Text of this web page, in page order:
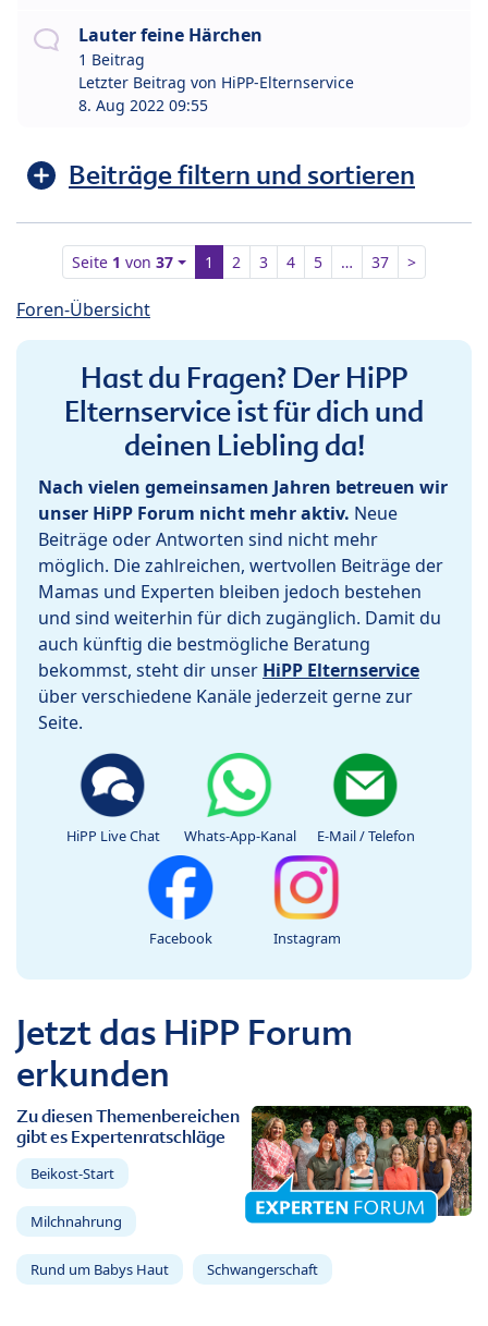
Lauter feine Härchen
1 Beitrag
Letzter Beitrag von HiPP-Elternservice
8. Aug 2022 09:55
Beiträge filtern und sortieren
Seite 1 von37 1 2 3 4 5 … 37 >
Foren-Übersicht
Hast du Fragen? Der HiPP
Elternservice ist für dich und
deinen Liebling da!
Nach vielen gemeinsamen Jahren betreuen wir
unser HiPP Forum nicht mehr aktiv. Neue
Beiträge oder Antworten sind nicht mehr
möglich. Die zahlreichen, wertvollen Beiträge der
Mamas und Experten bleiben jedoch bestehen
und sind weiterhin für dich zugänglich. Damit du
auch künftig die bestmögliche Beratung
bekommst, steht dir unser HiPP Elternservice
über verschiedene Kanäle jederzeit gerne zur
Seite.
HiPP Live Chat Whats-App-Kanal E-Mail / Telefon
Facebook Instagram
Jetzt das HiPP Forum
erkunden
Zu diesen Themenbereichen
gibt es Expertenratschläge
Beikost-Start
Milchnahrung
Rund um Babys Haut Schwangerschaft